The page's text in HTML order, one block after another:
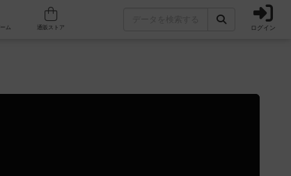
舗 人気ボードゲーム ログイン